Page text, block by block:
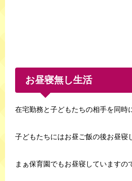
お昼寝無し生活
在宅勤務と子どもたちの相手を同時
子どもたちにはお昼ご飯の後お昼寝
まぁ保育園でもお昼寝していますの